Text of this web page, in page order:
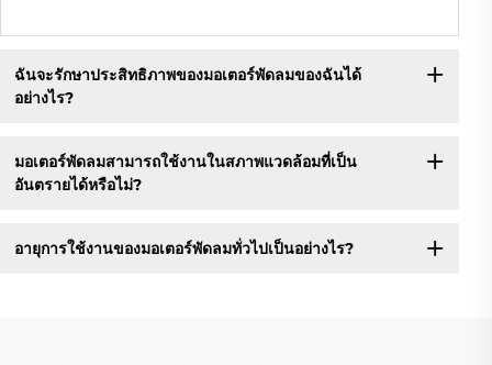
ฉันจะรักษาประสิทธิภาพของมอเตอร์พัดลมของฉันได้
อย่างไร?
มอเตอร์พัดลมสามารถใช้งานในสภาพแวดล้อมที่เป็น
อันตรายได้หรือไม่?
อายุการใช้งานของมอเตอร์พัดลมทั่วไปเป็นอย่างไร?